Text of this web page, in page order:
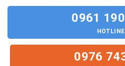
0961
HOTLINE
0976